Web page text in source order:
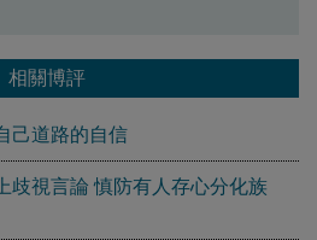
相關博評
己道路的自信
歧視言論 慎防有人存心分化族